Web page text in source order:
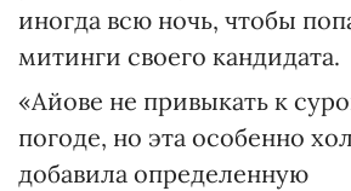
иногда всю ночь, чтобы
митинги своего кандидата.
«Айове не привыкать к
погоде, но эта особенно
добавила определенную